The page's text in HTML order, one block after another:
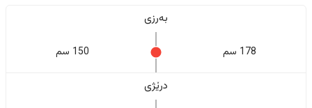
بەرزی
178 سم 150 سم
درێژی